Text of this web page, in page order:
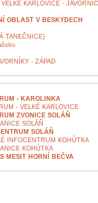
KARLOVICE -
OBLAST V BESKYDECH
TANEČNICE)
- ZÁPAD
- KAROLINKA
- VELKÉ KARLOVICE
ZVONICE SOLÁŇ
SOLÁŇ
SOLÁŇ
INFOCENTRUM KOHÚTKA
KOHÚTKA
MESIT HORNÍ BEČVA